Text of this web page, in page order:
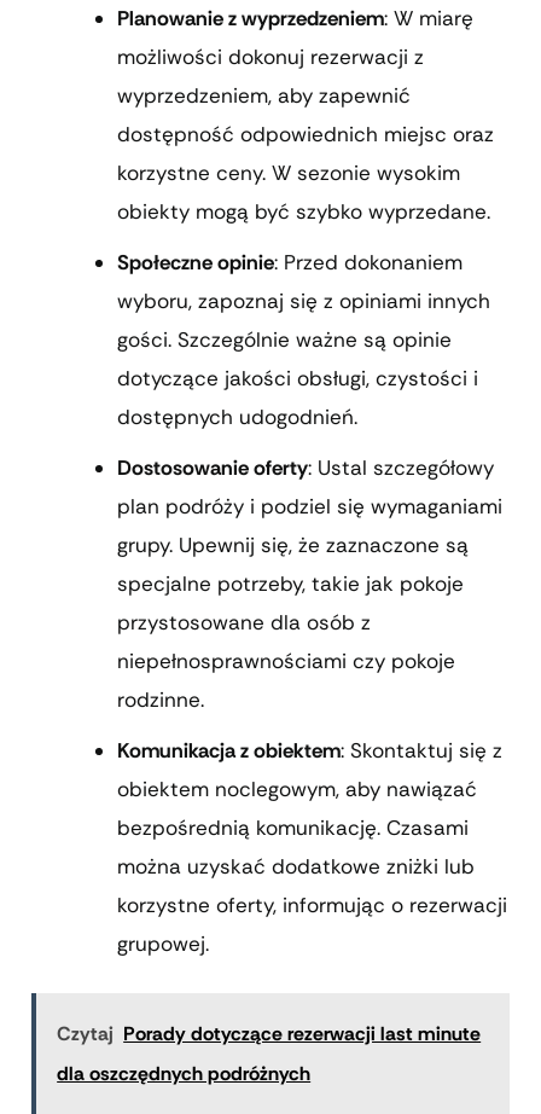
Planowanie z wyprzedzeniem: W miarę
możliwości dokonuj rezerwacji z
wyprzedzeniem, aby zapewnić
dostępność odpowiednich miejsc oraz
korzystne ceny. W sezonie wysokim
obiekty mogą być szybko wyprzedane.
Społeczne opinie: Przed dokonaniem
wyboru, zapoznaj się z opiniami innych
gości. Szczególnie ważne są opinie
dotyczące jakości obsługi, czystości i
dostępnych udogodnień.
Dostosowanie oferty: Ustal szczegółowy
plan podróży i podziel się wymaganiami
grupy. Upewnij się, że zaznaczone są
specjalne potrzeby, takie jak pokoje
przystosowane dla osób z
niepełnosprawnościami czy pokoje
rodzinne.
Komunikacja z obiektem: Skontaktuj się z
obiektem noclegowym, aby nawiązać
bezpośrednią komunikację. Czasami
można uzyskać dodatkowe zniżki lub
korzystne oferty, informując o rezerwacji
grupowej.
Czytaj Porady dotyczące rezerwacji last minute
dla oszczędnych podróżnych